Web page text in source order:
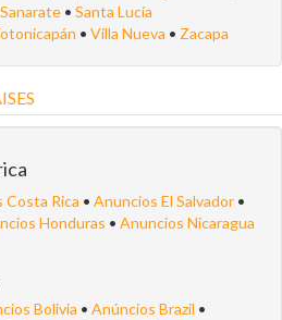
Sanarate • Santa Lucía
• Villa Nueva • Zacapa
Costa Rica • Anuncios El Salvador •
Honduras • Anuncios Nicaragua
Bolivia • Anúncios Brazil •